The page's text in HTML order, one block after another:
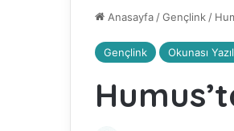
Anasayfa/Gençlink/
Gençlink Okunası